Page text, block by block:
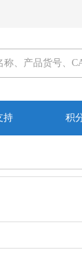
持 积